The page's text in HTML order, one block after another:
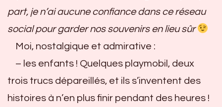
part, je n’ai aucune confiance dans ce réseau
social pour garder nos souvenirs en lieu sûr
Moi, nostalgique et admirative :
– les enfants ! Quelques playmobil, deux
trois trucs dépareillés, et ils s’inventent des
histoires à n’en plus finir pendant des heures !